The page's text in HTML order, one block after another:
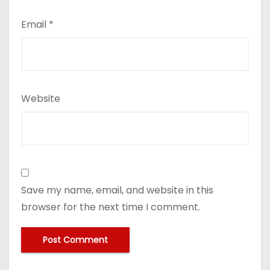
Email *
Website
Save my name, email, and website in this
browser for the next time I comment.